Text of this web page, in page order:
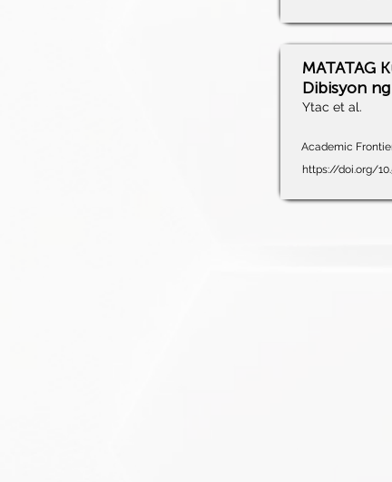
MATATAG
Dibisyon
Ytac et al.
Academic
https://doi.org/